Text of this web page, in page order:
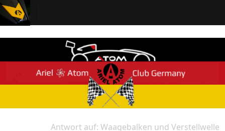
Antwort auf: Waagebalken und Verstellwelle